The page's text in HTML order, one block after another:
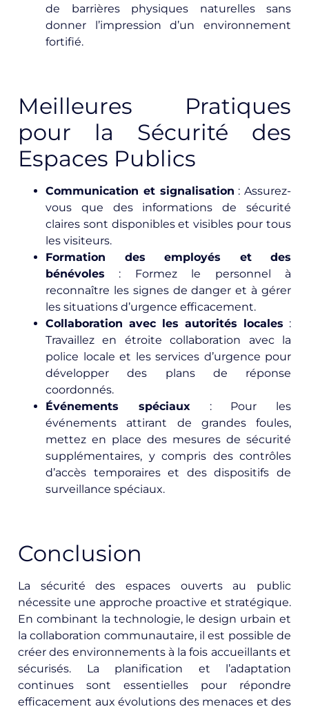
de barrières physiques naturelles sans
donner l’impression d’un environnement
fortifié.
Meilleures Pratiques
pour la Sécurité des
Espaces Publics
Communication et signalisation : Assurez-
vous que des informations de sécurité
claires sont disponibles et visibles pour tous
les visiteurs.
Formation des employés et des
bénévoles : Formez le personnel à
reconnaître les signes de danger et à gérer
les situations d’urgence efficacement.
Collaboration avec les autorités locales :
Travaillez en étroite collaboration avec la
police locale et les services d’urgence pour
développer des plans de réponse
coordonnés.
Événements spéciaux: Pour les
événements attirant de grandes foules,
mettez en place des mesures de sécurité
supplémentaires, y compris des contrôles
d’accès temporaires et des dispositifs de
surveillance spéciaux.
Conclusion
La sécurité des espaces ouverts au public
nécessite une approche proactive et stratégique.
En combinant la technologie, le design urbain et
la collaboration communautaire, il est possible de
créer des environnements à la fois accueillants et
sécurisés. La planification et l’adaptation
continues sont essentielles pour répondre
efficacement aux évolutions des menaces et des